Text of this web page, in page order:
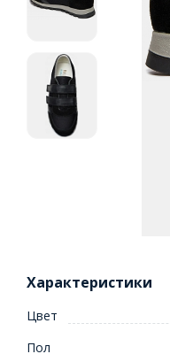
Адреса магазинов
Характеристики
Цвет
Пол